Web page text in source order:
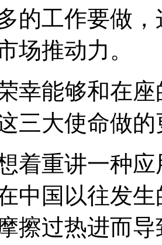
的工作要做
场推动力。
幸能够和在
三大使命做的
着重讲一种
中国以往发
擦过热进而